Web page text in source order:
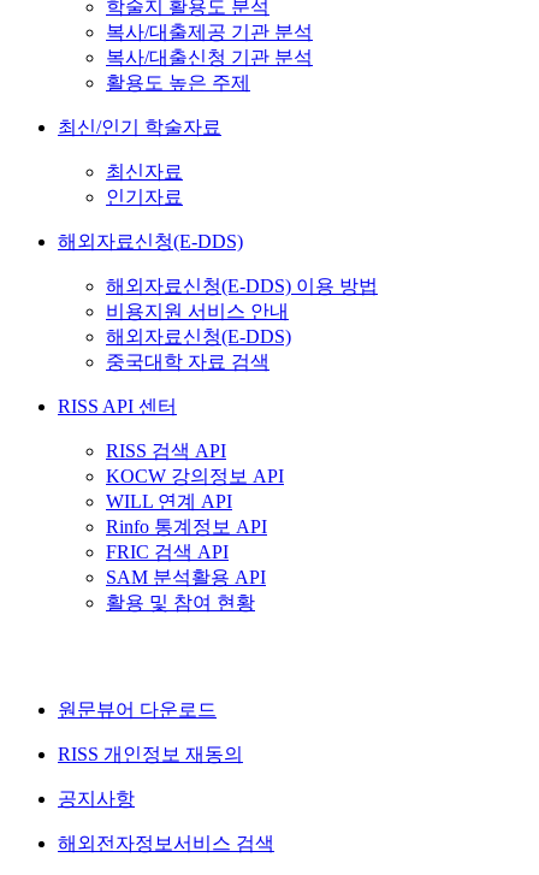
학술지 활용도 분석
복사/대출제공 기관 분석
복사/대출신청 기관 분석
활용도 높은 주제
최신/인기 학술자료
최신자료
인기자료
해외자료신청(E-DDS)
해외자료신청(E-DDS) 이용 방법
비용지원 서비스 안내
해외자료신청(E-DDS)
중국대학 자료 검색
RISS API 센터
RISS 검색 API
KOCW 강의정보 API
WILL 연계 API
Rinfo 통계정보 API
FRIC 검색 API
SAM 분석활용 API
활용 및 참여 현황
원문뷰어 다운로드
RISS 개인정보 재동의
공지사항
해외전자정보서비스 검색